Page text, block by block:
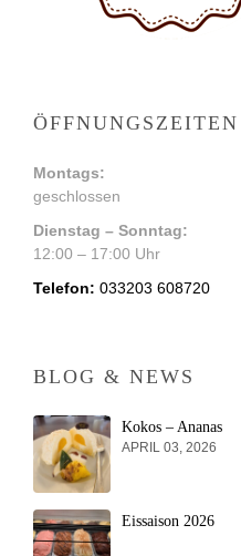
ÖFFNUNGSZEITEN
Montags:
geschlossen
Dienstag – Sonntag:
12:00 – 17:00 Uhr
Telefon: 033203 608720
BLOG & NEWS
Kokos – Ananas
APRIL 03, 2026
Eissaison 2026